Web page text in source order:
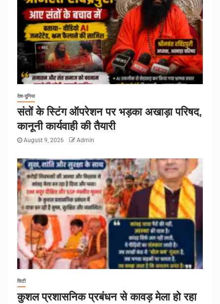
देश-दुनिया
संतों के स्टिंग ऑपरेशन पर भड़का अखाड़ा परिषद,
कानूनी कार्यवाही की तैयारी
August 9, 2026 Admin
सिटी
कुशल प्रशासनिक प्रबंधन से कावड़ मेला हो रहा